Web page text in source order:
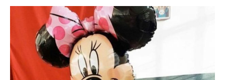
Allestimenti palloncini